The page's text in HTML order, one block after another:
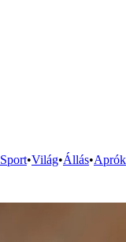
Sport•Világ•Állás•Aprók